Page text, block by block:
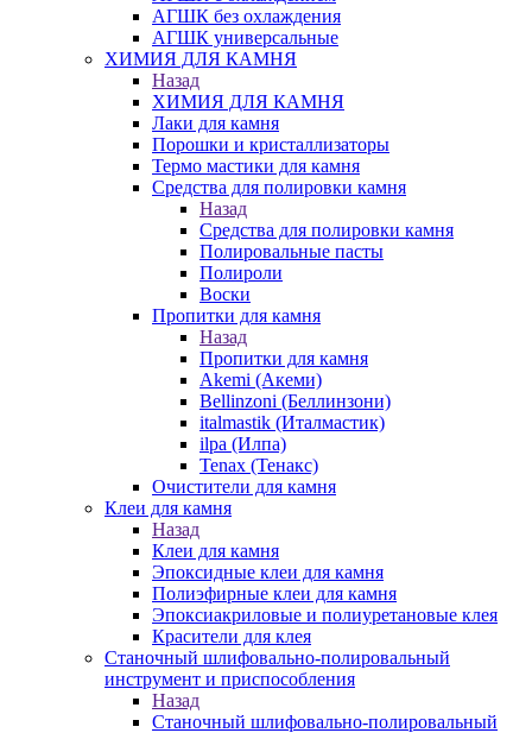
АГШК без охлаждения
АГШК универсальные
ХИМИЯ ДЛЯ КАМНЯ
Назад
ХИМИЯ ДЛЯ КАМНЯ
Лаки для камня
Порошки и кристаллизаторы
Термо мастики для камня
Средства для полировки камня
Назад
Средства для полировки камня
Полировальные пасты
Полироли
Воски
Пропитки для камня
Назад
Пропитки для камня
Akemi (Акеми)
Bellinzoni (Беллинзони)
italmastik (Италмастик)
ilpa (Илпа)
Tenax (Тенакс)
Очистители для камня
Клеи для камня
Назад
Клеи для камня
Эпоксидные клеи для камня
Полиэфирные клеи для камня
Эпоксиакриловые и полиуретановые клея
Красители для клея
Станочный шлифовально-полировальный
инструмент и приспособления
Назад
Станочный шлифовально-полировальный